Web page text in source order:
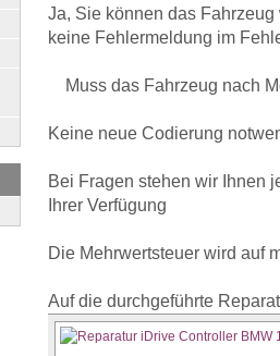
Ja, Sie können das
keine Fehlermeldung im
Muss das Fahrzeug nach
Keine neue Codierung
Bei Fragen stehen wir Ihnen
Ihrer Verfügung
Die Mehrwertsteuer wird auf
Auf die durchgeführte